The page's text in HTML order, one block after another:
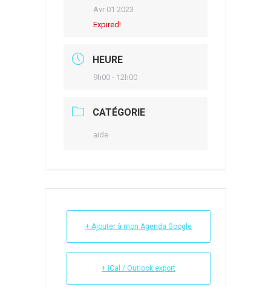
Avr 01 2023
Expired!
HEURE
9h00 - 12h00
CATÉGORIE
aide
+ Ajouter à mon Agenda Google
+ iCal / Outlook export